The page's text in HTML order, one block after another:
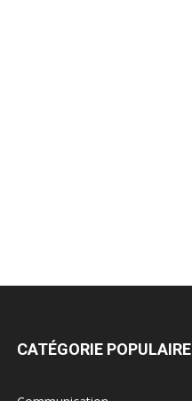
CATÉGORIE POPULAIRE